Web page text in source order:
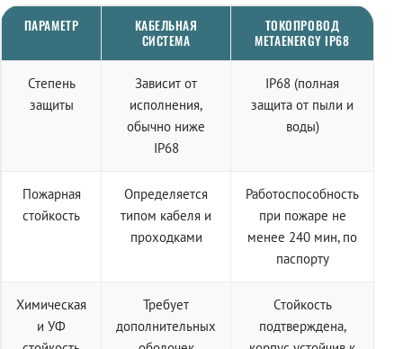
ПАРАМЕТР
КАБЕЛЬНАЯ
СИСТЕМА
ТОКОПРОВОД
METAENERGY IP68
Степень
защиты
Зависит от
исполнения,
обычно ниже
IP68
IP68 (полная
защита от пыли и
воды)
Пожарная
стойкость
Определяется
типом кабеля и
проходками
Работоспособность
при пожаре не
менее 240 мин, по
паспорту
Химическая
и УФ
Требует
дополнительных
Стойкость
подтверждена,